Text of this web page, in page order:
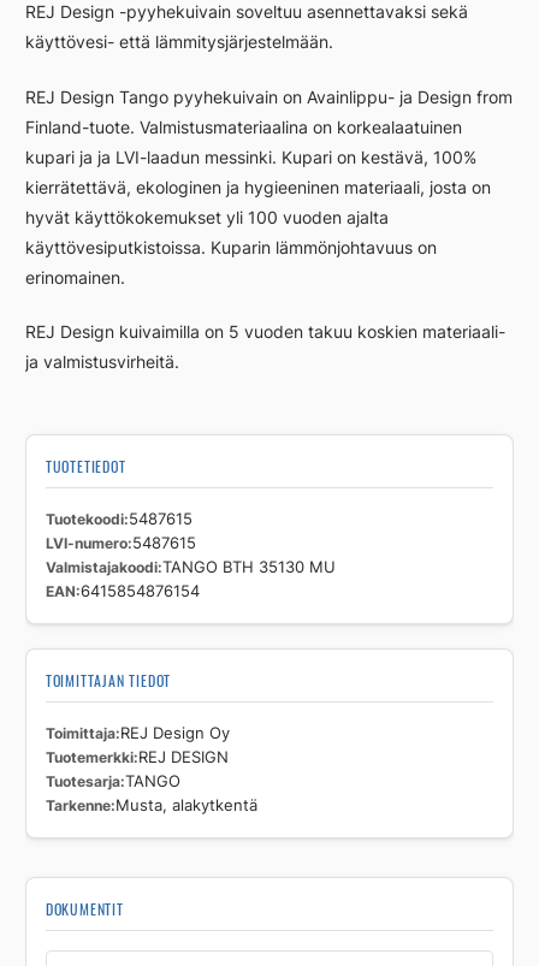
alakytkentä
määrä
REJ Design -pyyhekuivain soveltuu asennettavaksi sekä
käyttövesi- että lämmitysjärjestelmään.
REJ Design Tango pyyhekuivain on Avainlippu- ja Design from
Finland-tuote. Valmistusmateriaalina on korkealaatuinen
kupari ja ja LVI-laadun messinki. Kupari on kestävä, 100%
kierrätettävä, ekologinen ja hygieeninen materiaali, josta on
hyvät käyttökokemukset yli 100 vuoden ajalta
käyttövesiputkistoissa. Kuparin lämmönjohtavuus on
erinomainen.
REJ Design kuivaimilla on 5 vuoden takuu koskien materiaali-
ja valmistusvirheitä.
TUOTETIEDOT
Tuotekoodi 5487615
LVI-numero 5487615
Valmistajakoodi TANGO BTH 35130 MU
EAN 6415854876154
TOIMITTAJAN TIEDOT
Toimittaja REJ Design Oy
Tuotemerkki REJ DESIGN
Tuotesarja TANGO
Tarkenne Musta, alakytkentä
DOKUMENTIT